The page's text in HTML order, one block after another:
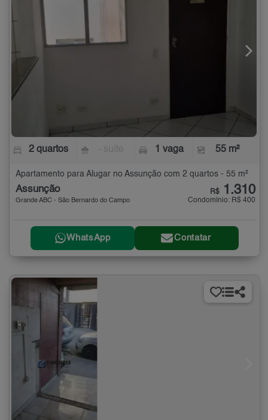
2 quartos 1 vaga 55 m²
Apartamento para Alugar no Assunção com 2 quartos - 55 m²
Assunção
Grande ABC - São Bernardo do Campo
R$ 1.310
Condomínio: R$ 400
WhatsApp Contatar